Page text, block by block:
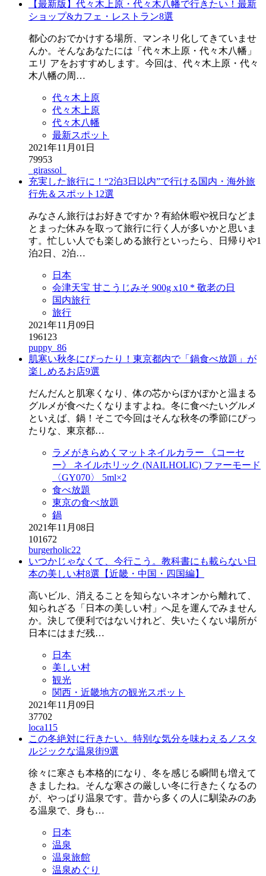
【最新版】代々木上原・代々木八幡で行きたい！最新
ショップ&カフェ・レストラン8選
都心のおでかけする場所、マンネリ化してきていませ
んか。そんなあなたには「代々木上原・代々木八幡」
エリ アをおすすめします。今回は、代々木上原・代々
木八幡の周…
代々木上原
代々木上原
代々木八幡
最新スポット
2021年11月01日
79953
_girassol_
充実した旅行に！“2泊3日以内”で行ける国内・海外旅
行先＆スポット12選
みなさん旅行はお好きですか？有給休暇や祝日などま
とまった休みを取って旅行に行く人が多いかと思いま
す。忙しい人でも楽しめる旅行といったら、日帰りや1
泊2日、2泊…
日本
会津天宝 甘こうじみそ 900g x10 * 敬老の日
国内旅行
旅行
2021年11月09日
196123
puppy_86
肌寒い秋冬にぴったり！東京都内で「鍋食べ放題」が
楽しめるお店9選
だんだんと肌寒くなり、体の芯からぽかぽかと温まる
グルメが食べたくなりますよね。冬に食べたいグルメ
といえば、鍋！そこで今回はそんな秋冬の季節にぴっ
たりな、東京都…
ラメがきらめくマットネイルカラー 《コーセ
ー》 ネイルホリック (NAILHOLIC) ファーモード
〈GY070〉 5ml×2
食べ放題
東京の食べ放題
鍋
2021年11月08日
101672
burgerholic22
いつかじゃなくて、今行こう。教科書にも載らない日
本の美しい村8選【近畿・中国・四国編】
高いビル、消えることを知らないネオンから離れて、
知られざる「日本の美しい村」へ足を運んでみません
か。決して便利ではないけれど、失いたくない場所が
日本にはまだ残…
日本
美しい村
観光
関西・近畿地方の観光スポット
2021年11月09日
37702
loca115
この冬絶対に行きたい。特別な気分を味わえるノスタ
ルジックな温泉街9選
徐々に寒さも本格的になり、冬を感じる瞬間も増えて
きましたね。そんな寒さの厳しい冬に行きたくなるの
が、やっぱり温泉です。昔から多くの人に馴染みのあ
る温泉で、身も…
日本
温泉
温泉旅館
温泉めぐり